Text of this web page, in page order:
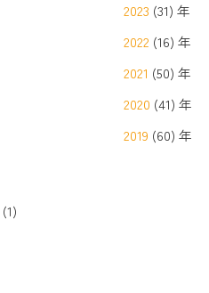
2023 (31) 年
2022 (16) 年
2021 (50) 年
2020 (41) 年
2019 (60) 年
(1)